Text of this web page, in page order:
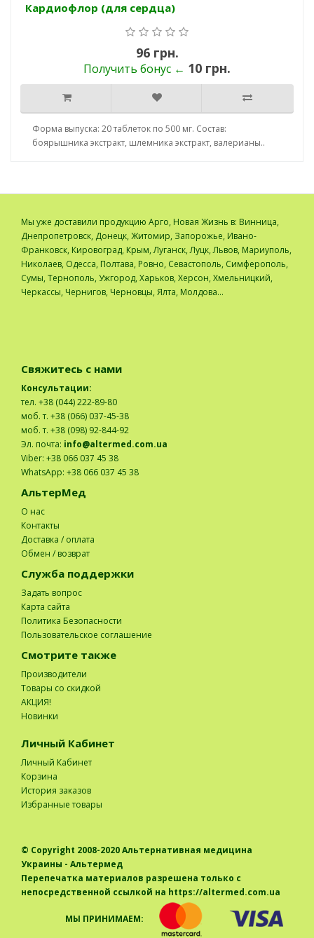
Кардиофлор (для сердца)
96 грн.
Получить бонус ← 10 грн.
Форма выпуска: 20 таблеток по 500 мг. Состав:
боярышника экстракт, шлемника экстракт, валерианы..
Мы уже доставили продукцию Арго, Новая Жизнь в: Винница,
Днепропетровск, Донецк, Житомир, Запорожье, Ивано-
Франковск, Кировоград, Крым, Луганск, Луцк, Львов, Мариуполь,
Николаев, Одесса, Полтава, Ровно, Севастополь, Симферополь,
Сумы, Тернополь, Ужгород, Харьков, Херсон, Хмельницкий,
Черкассы, Чернигов, Черновцы, Ялта, Молдова...
Свяжитесь с нами
Консультации:
тел. +38 (044) 222-89-80
моб. т. +38 (066) 037-45-38
моб. т. +38 (098) 92-844-92
Эл. почта: info@altermed.com.ua
Viber: +38 066 037 45 38
WhatsApp: +38 066 037 45 38
АльтерМед
О нас
Контакты
Доставка / оплата
Обмен / возврат
Служба поддержки
Задать вопрос
Карта сайта
Политика Безопасности
Пользовательское соглашение
Смотрите также
Производители
Товары со скидкой
АКЦИЯ!
Новинки
Личный Кабинет
Личный Кабинет
Корзина
История заказов
Избранные товары
© Copyright 2008-2020Альтернативная медицина
Украины - Альтермед
Перепечатка материалов разрешена только с
непосредственной ссылкой на https://altermed.com.ua
МЫ ПРИНИМАЕМ: